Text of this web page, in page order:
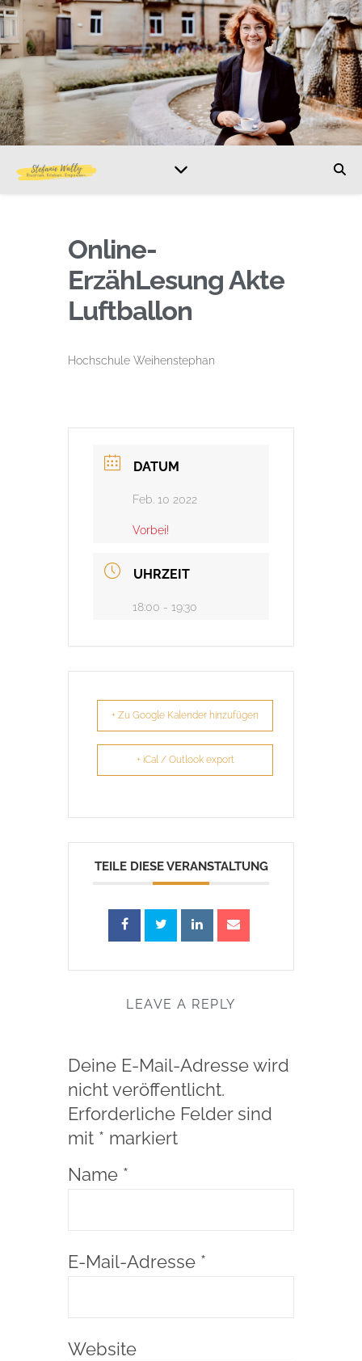
Online-
ErzähLesung Akte
Luftballon
Hochschule Weihenstephan
DATUM
Feb. 10 2022
Vorbei!
UHRZEIT
18:00 - 19:30
+ Zu Google Kalender hinzufügen
+ iCal / Outlook export
TEILE DIESE VERANSTALTUNG
LEAVE A REPLY
Deine E-Mail-Adresse wird
nicht veröffentlicht.
Erforderliche Felder sind
mit * markiert
Name *
E-Mail-Adresse *
Website